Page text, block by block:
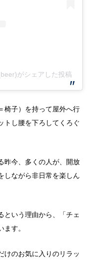
がシェアした投稿
椅子）を持って屋外へ行
トし腰を下ろしてくろぐ
昨今、多くの人が、開放
しながら非日常を楽しん
という理由から、「チェ
す。
けのお気に入りのリラッ